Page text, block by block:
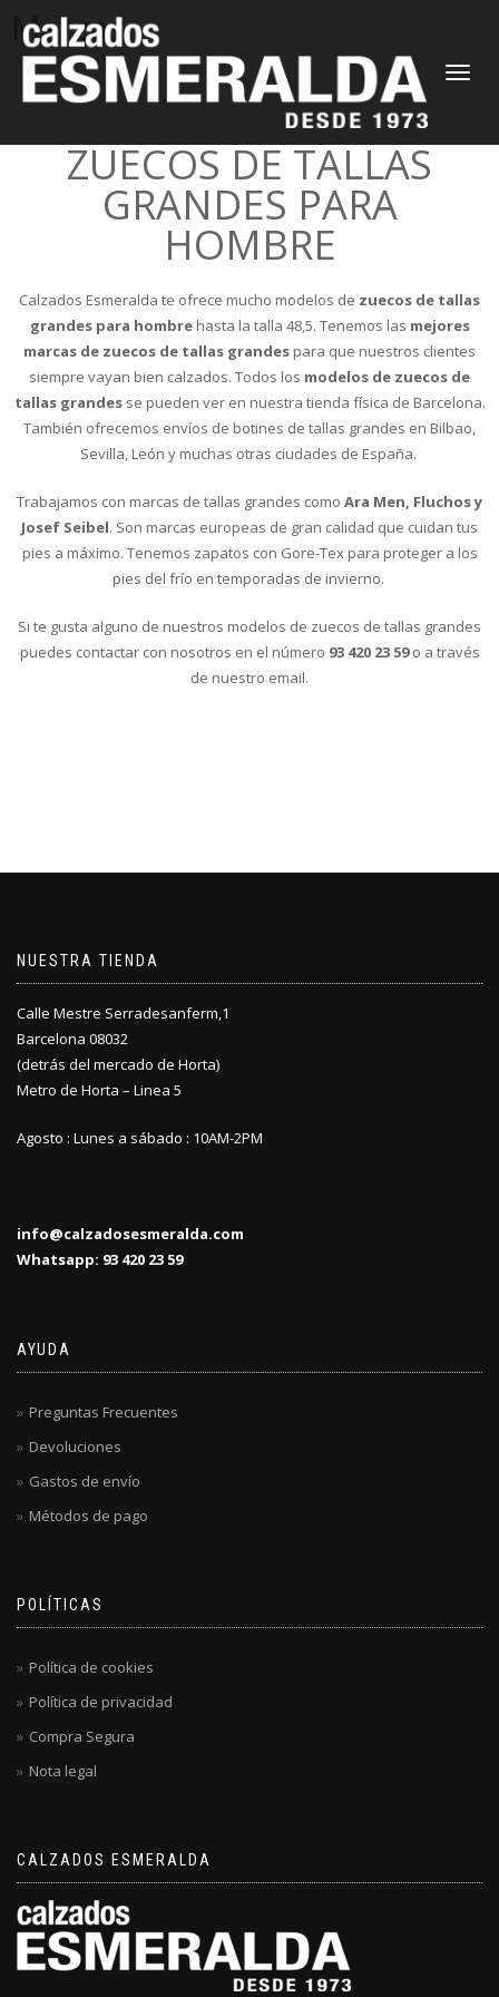
CAMBIAR
Marcas
ZUECOS DE TALLAS
GRANDES PARA
HOMBRE
Calzados Esmeralda te ofrece mucho modelos de zuecos de tallas
grandes para hombrehasta la talla 48,5. Tenemos las mejores
marcas de zuecos de tallas grandes para que nuestros clientes
siempre vayan bien calzados. Todos los modelos de zuecos de
tallas grandesse pueden ver en nuestra tienda física de Barcelona.
También ofrecemos envíos de botines de tallas grandes en Bilbao,
Sevilla, León y muchas otras ciudades de España.
Trabajamos con marcas de tallas grandes como Ara Men, Fluchos y
Josef Seibel. Son marcas europeas de gran calidad que cuidan tus
pies a máximo. Tenemos zapatos con Gore-Tex para proteger a los
pies del frío en temporadas de invierno.
Si te gusta alguno de nuestros modelos de zuecos de tallas grandes
puedes contactar con nosotros en el número 93 420 23 59o a través
de nuestro email.
NUESTRA TIENDA
Calle Mestre Serradesanferm,1
Barcelona 08032
(detrás del mercado de Horta)
Metro de Horta – Linea 5
Agosto : Lunes a sábado : 10AM-2PM
info@calzadosesmeralda.com
Whatsapp: 93 420 23 59
AYUDA
Preguntas Frecuentes
Devoluciones
Gastos de envío
Métodos de pago
POLÍTICAS
Política de cookies
Política de privacidad
Compra Segura
Nota legal
CALZADOS ESMERALDA